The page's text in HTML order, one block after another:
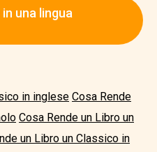
una lingua
in inglese Cosa Rende
Cosa Rende un Libro un
un Libro un Classico in